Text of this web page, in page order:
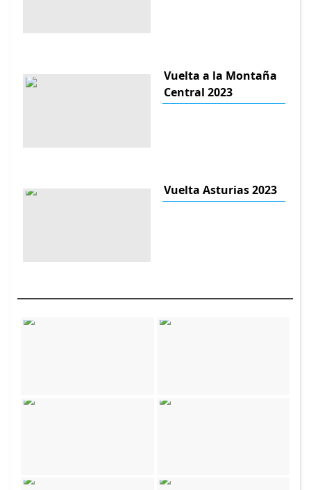
Vuelta a la Montaña
Central 2023
Vuelta Asturias 2023